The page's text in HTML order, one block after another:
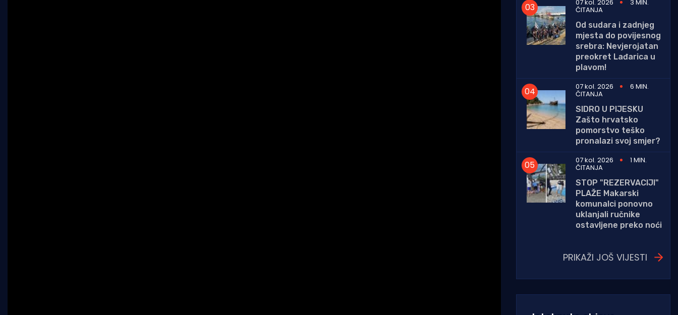
07 kol. 2026
3 MIN.
ČITANJA
Od sudara i zadnjeg
mjesta do povijesnog
srebra: Nevjerojatan
preokret Lađarica u
plavom!
07 kol. 2026
6 MIN.
ČITANJA
SIDRO U PIJESKU
Zašto hrvatsko
pomorstvo teško
pronalazi svoj smjer?
07 kol. 2026
1 MIN.
ČITANJA
STOP "REZERVACIJI"
PLAŽE Makarski
komunalci ponovno
uklanjali ručnike
ostavljene preko noći
PRIKAŽI JOŠ VIJESTI